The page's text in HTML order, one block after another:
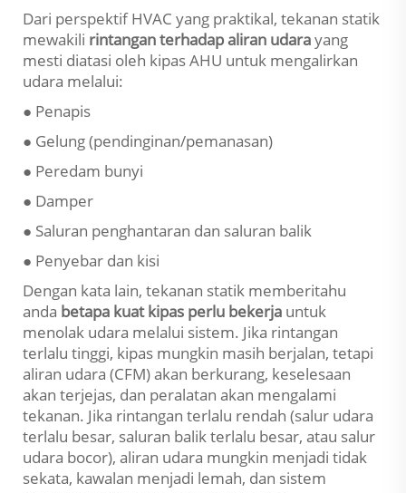
Dari perspektif HVAC yang praktikal, tekanan statik
mewakili rintangan terhadap aliran udarayang
mesti diatasi oleh kipas AHU untuk mengalirkan
udara melalui:
● Penapis
● Gelung (pendinginan/pemanasan)
● Peredam bunyi
● Damper
● Saluran penghantaran dan saluran balik
● Penyebar dan kisi
Dengan kata lain, tekanan statik memberitahu
anda betapa kuat kipas perlu bekerja untuk
menolak udara melalui sistem. Jika rintangan
terlalu tinggi, kipas mungkin masih berjalan, tetapi
aliran udara (CFM) akan berkurang, keselesaan
akan terjejas, dan peralatan akan mengalami
tekanan. Jika rintangan terlalu rendah (salur udara
terlalu besar, saluran balik terlalu besar, atau salur
udara bocor), aliran udara mungkin menjadi tidak
sekata, kawalan menjadi lemah, dan sistem